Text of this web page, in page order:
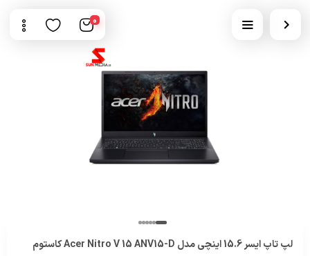
0
لپ تاپ ایسر 15.6 اینچی مدل Acer Nitro V 15 ANV15-D کاستوم